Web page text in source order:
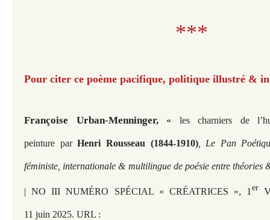
***
Pour citer ce poème pacifique, politique illustré &
Françoise Urban-Menninger, « les charniers de
peinture parHenri Rousseau (1844-1910), Le Pan
féministe, internationale & multilingue de poésie entre théories
| NO III NUMÉRO SPÉCIAL « CRÉATRICES », 1er
11 juin 2025. URL :